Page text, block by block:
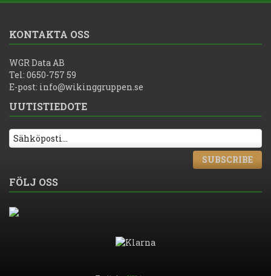
KONTAKTA OSS
WGR Data AB
Tel: 0650-757 59
E-post: info@wikinggruppen.se
UUTISTIEDOTE
SUBSCRIBE
FÖLJ OSS